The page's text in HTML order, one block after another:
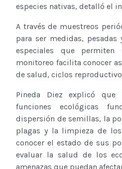
especies nativas, detalló el
A través de muestreos
para ser medidas, pesadas
especiales que permiten
monitoreo facilita conocer
de salud, ciclos
Pineda Diez explicó que
funciones ecológicas
dispersión de semillas, la
plagas y la limpieza de
conocer el estado de sus
evaluar la salud de los
amenazas que puedan